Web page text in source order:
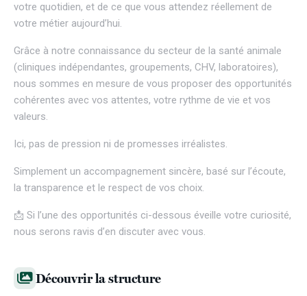
votre quotidien, et de ce que vous attendez réellement de
votre métier aujourd’hui.
Grâce à notre connaissance du secteur de la santé animale
(cliniques indépendantes, groupements, CHV, laboratoires),
nous sommes en mesure de vous proposer des opportunités
cohérentes avec vos attentes, votre rythme de vie et vos
valeurs.
Ici, pas de pression ni de promesses irréalistes.
Simplement un accompagnement sincère, basé sur l’écoute,
la transparence et le respect de vos choix.
📩 Si l’une des opportunités ci-dessous éveille votre curiosité,
nous serons ravis d’en discuter avec vous.
Découvrir la structure